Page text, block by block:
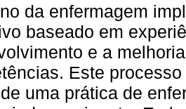
da enfermagem
baseado em
e a
Este
uma prática de